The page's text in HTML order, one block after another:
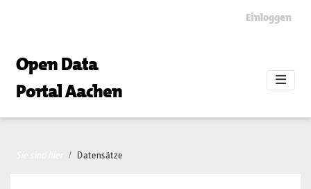
Einloggen
Open Data
Portal Aachen
Datensätze